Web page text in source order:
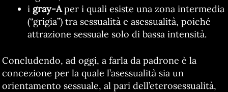
i gray-Aper i quali esiste una zona intermedia
(“grigia”) tra sessualità e asessualità, poiché
attrazione sessuale solo di bassa intensità.
Concludendo, ad oggi, a farla da padrone è la
concezione per la quale l’asessualità sia un
orientamento sessuale, al pari dell’eterosessualità,